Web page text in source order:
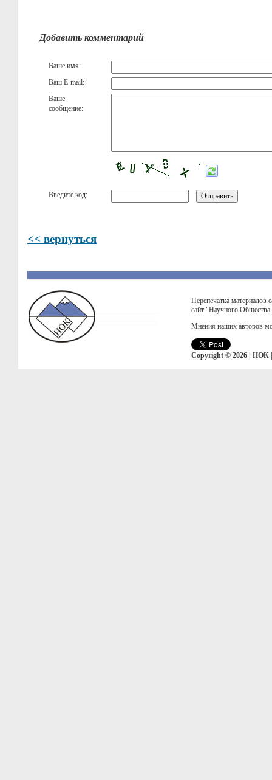
Добавить комментарий
Ваше имя:
Ваш E-mail:
Ваше
сообщение:
Введите код:
<< вернуться
Перепечатка материалов
сайт "Научного
Мнения наших авторов
Copyright © 2026 | НОК